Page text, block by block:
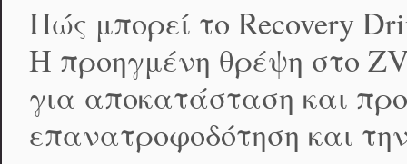
Πώς μπορεί το Recovery
Η προηγμένη θρέψη στο
για αποκατάσταση και
επανατροφοδότηση και